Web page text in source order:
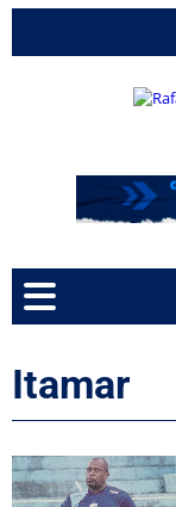
Itamar